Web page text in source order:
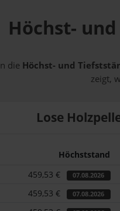
Höchst-
die Höchst- und
zeigt,
Lose
Höchststand
459,53 € 07.08.2026
459,53 € 07.08.2026